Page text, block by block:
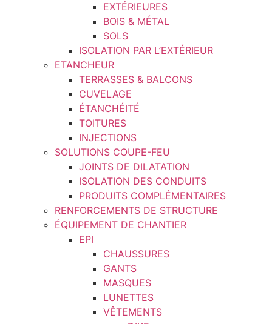
EXTÉRIEURES
BOIS & MÉTAL
SOLS
ISOLATION PAR L’EXTÉRIEUR
ETANCHEUR
TERRASSES & BALCONS
CUVELAGE
ÉTANCHÉITÉ
TOITURES
INJECTIONS
SOLUTIONS COUPE-FEU
JOINTS DE DILATATION
ISOLATION DES CONDUITS
PRODUITS COMPLÉMENTAIRES
RENFORCEMENTS DE STRUCTURE
ÉQUIPEMENT DE CHANTIER
EPI
CHAUSSURES
GANTS
MASQUES
LUNETTES
VÊTEMENTS